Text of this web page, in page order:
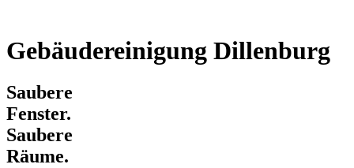
Gebäudereinigung Dillenburg
Saubere
Fenster.
Saubere
Räume.